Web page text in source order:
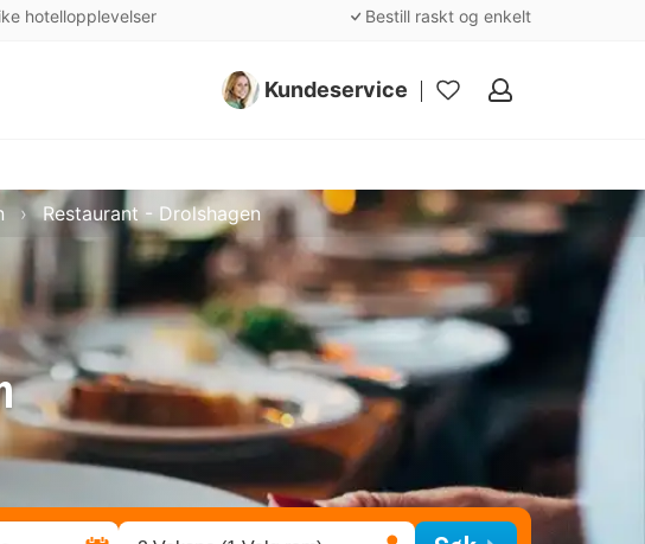
hotellopplevelser Bestill raskt og enkelt
Kundeservice
Mine
Restaurant - Drolshagen